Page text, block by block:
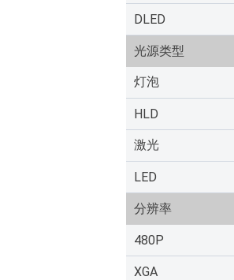
DLED
光源类型
灯泡
HLD
激光
LED
分辨率
480P
XGA